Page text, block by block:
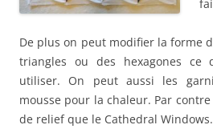
De plus on peut modifier la forme
triangles ou des hexagones
utiliser. On peut aussi les
mousse pour la chaleur. Par
de relief que le Cathedral Windows.